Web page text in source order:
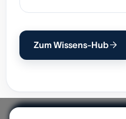
Zum Wissens-Hub